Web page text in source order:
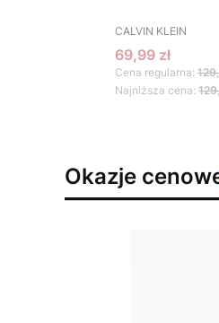
PRODUCENT
CALVIN KLEIN
Cena
69,99 zł
Cena regularna:
Najniższa cena:
Okazje